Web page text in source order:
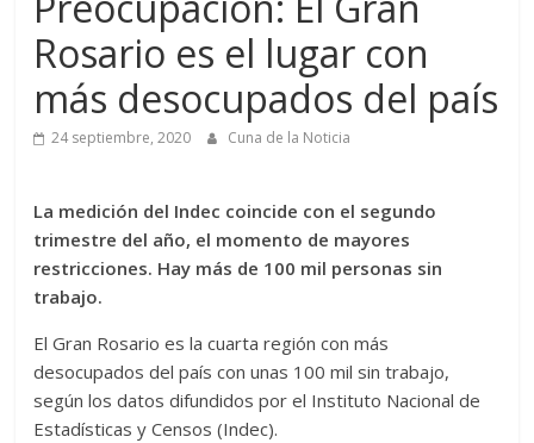
Rosario es el lugar con
más desocupados del país
24 septiembre, 2020 Cuna de la Noticia
La medición del Indec coincide con el segundo
trimestre del año, el momento de mayores
restricciones. Hay más de 100 mil personas sin
trabajo.
El Gran Rosario es la cuarta región con más
desocupados del país con unas 100 mil sin trabajo,
según los datos difundidos por el Instituto Nacional de
Estadísticas y Censos (Indec).